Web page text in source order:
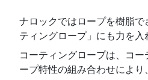
ナロックではロープを樹脂
ティングロープ」にも力を入
コーティングロープは、コ
ープ特性の組み合わせにより、